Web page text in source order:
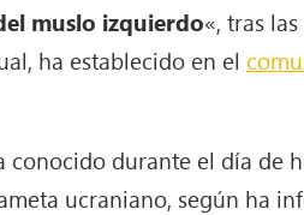
muslo izquierdo«, tras
ha establecido en el
durante el día de
ucraniano, según ha